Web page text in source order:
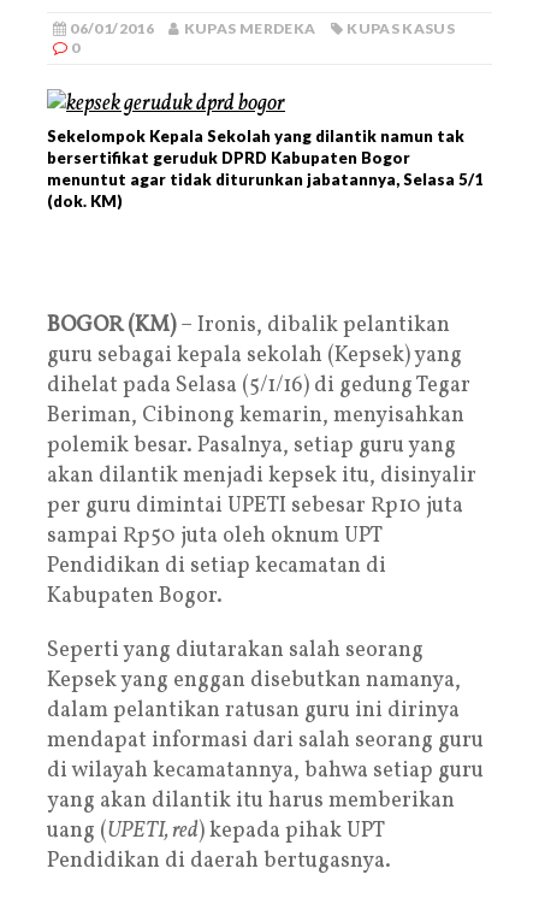
06/01/2016 KUPAS MERDEKA
KUPAS KASUS
0
Sekelompok Kepala Sekolah yang dilantik namun tak
bersertifikat geruduk DPRD Kabupaten Bogor
menuntut agar tidak diturunkan jabatannya, Selasa 5/1
(dok. KM)
BOGOR (KM)– Ironis, dibalik pelantikan
guru sebagai kepala sekolah (Kepsek) yang
dihelat pada Selasa (5/1/16) di gedung Tegar
Beriman, Cibinong kemarin, menyisahkan
polemik besar. Pasalnya, setiap guru yang
akan dilantik menjadi kepsek itu, disinyalir
per guru dimintai UPETI sebesar Rp10 juta
sampai Rp50 juta oleh oknum UPT
Pendidikan di setiap kecamatan di
Kabupaten Bogor.
Seperti yang diutarakan salah seorang
Kepsek yang enggan disebutkan namanya,
dalam pelantikan ratusan guru ini dirinya
mendapat informasi dari salah seorang guru
di wilayah kecamatannya, bahwa setiap guru
yang akan dilantik itu harus memberikan
uang (UPETI, red) kepada pihak UPT
Pendidikan di daerah bertugasnya.